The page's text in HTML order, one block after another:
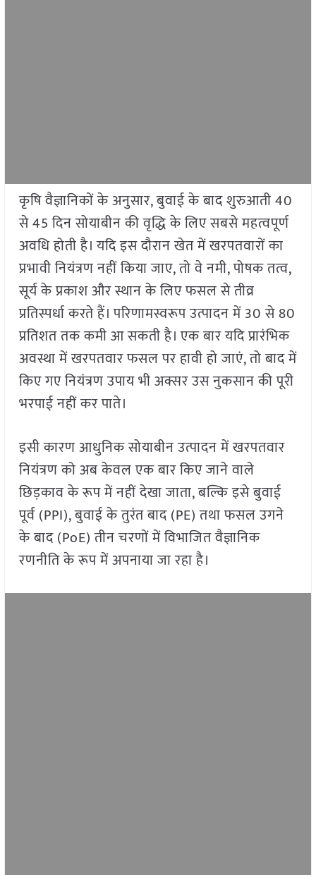
कृषि वैज्ञानिकों के अनुसार, बुवाई के बाद शुरुआती 40
से 45 दिन सोयाबीन की वृद्धि के लिए सबसे महत्वपूर्ण
अवधि होती है। यदि इस दौरान खेत में खरपतवारों का
प्रभावी नियंत्रण नहीं किया जाए, तो वे नमी, पोषक तत्व,
सूर्य के प्रकाश और स्थान के लिए फसल से तीव्र
प्रतिस्पर्धा करते हैं। परिणामस्वरूप उत्पादन में 30 से 80
प्रतिशत तक कमी आ सकती है। एक बार यदि प्रारंभिक
अवस्था में खरपतवार फसल पर हावी हो जाएं, तो बाद में
किए गए नियंत्रण उपाय भी अक्सर उस नुकसान की पूरी
भरपाई नहीं कर पाते।
इसी कारण आधुनिक सोयाबीन उत्पादन में खरपतवार
नियंत्रण को अब केवल एक बार किए जाने वाले
छिड़काव के रूप में नहीं देखा जाता, बल्कि इसे बुवाई
पूर्व (PPI), बुवाई के तुरंत बाद (PE) तथा फसल उगने
के बाद (PoE) तीन चरणों में विभाजित वैज्ञानिक
रणनीति के रूप में अपनाया जा रहा है।